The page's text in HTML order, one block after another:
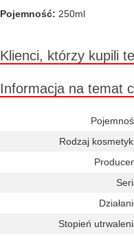
Pojemność: 250ml
Klienci, którzy kupili
Informacja na temat
Rodzaj
Stopień